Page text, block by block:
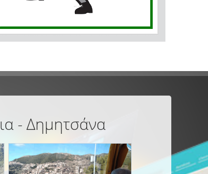
- Δημητσάνα